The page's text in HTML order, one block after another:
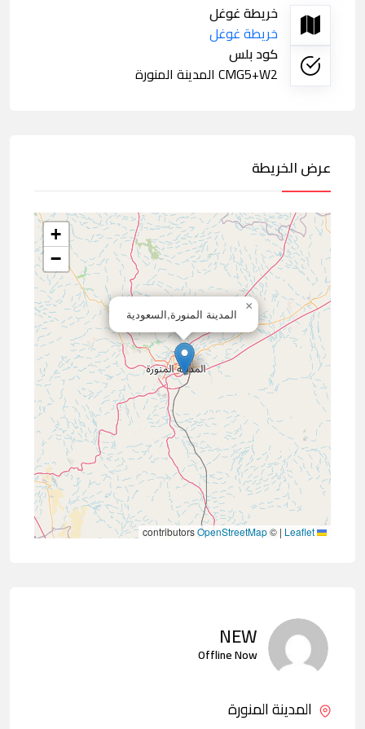
خريطة غوغل
خريطة غوغل
كود بلس
CMG5+W2 المدينة المنورة
عرض الخريطة
المدينة المنورة,السعودية
×
+
−
|
©
OpenStreetMap
NEW
Offline Now
المدينة المنورة